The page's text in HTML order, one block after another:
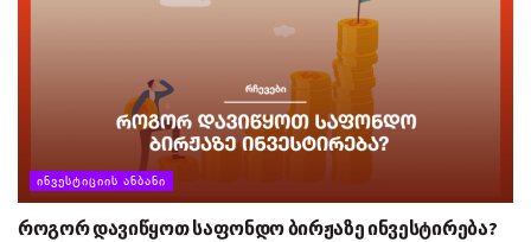
ᲘᲜᲕᲔᲡᲢᲘᲪᲘᲘᲡ ᲐᲜᲑᲐᲜᲘ
როგორ დავიწყოთ საფონდო ბირჟაზე ინვესტირება?